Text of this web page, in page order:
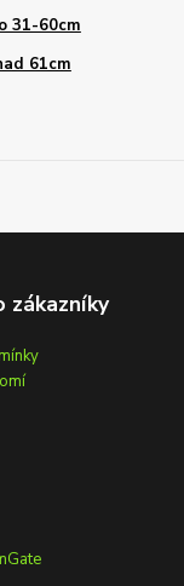
31-60cm
61cm
zákazníky